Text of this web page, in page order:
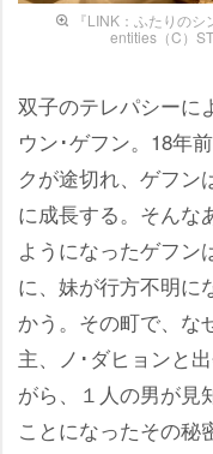
『LINK：ふたりの
entities（C）
双子のテレパシーに
ウン･ゲフン。18年
クが途切れ、ゲフン
に成長する。そんな
ようになったゲフン
に、妹が行方不明に
かう。その町で、な
主、ノ･ダヒョンと
がら、１人の男が見
ことになったその秘